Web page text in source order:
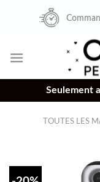
Seulement
TOUTES LES